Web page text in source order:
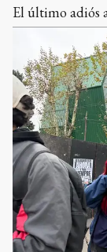
El último adiós